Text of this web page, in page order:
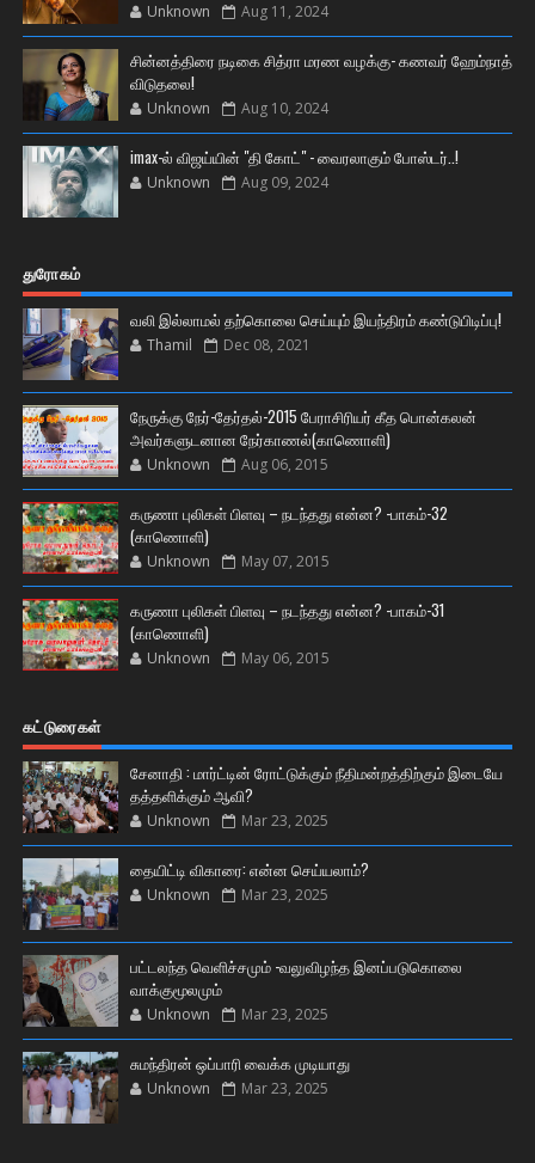
Unknown Aug 11, 2024
சின்னத்திரை நடிகை சித்ரா மரண வழக்கு- கணவர் ஹேம்நாத்
விடுதலை!
Unknown Aug 10, 2024
imax-ல் விஜய்யின் "தி கோட்" - வைரலாகும் போஸ்டர்..!
Unknown Aug 09, 2024
துரோகம்
வலி இல்லாமல் தற்கொலை செய்யும் இயந்திரம் கண்டுபிடிப்பு!
Thamil Dec 08, 2021
நேருக்கு நேர்-தேர்தல்-2015 பேராசிரியர் கீத பொன்கலன்
அவர்களுடனான நேர்காணல்(காணொளி)
Unknown Aug 06, 2015
கருணா புலிகள் பிளவு – நடந்தது என்ன? -பாகம்-32
(காணொளி)
Unknown May 07, 2015
கருணா புலிகள் பிளவு – நடந்தது என்ன? -பாகம்-31
(காணொளி)
Unknown May 06, 2015
கட்டுரைகள்
சேனாதி : மார்ட்டின் ரோட்டுக்கும் நீதிமன்றத்திற்கும் இடையே
தத்தளிக்கும் ஆவி?
Unknown Mar 23, 2025
தையிட்டி விகாரை: என்ன செய்யலாம்?
Unknown Mar 23, 2025
பட்டலந்த வெளிச்சமும் -வலுவிழந்த இனப்படுகொலை
வாக்குமூலமும்
Unknown Mar 23, 2025
சுமந்திரன் ஒப்பாரி வைக்க முடியாது
Unknown Mar 23, 2025